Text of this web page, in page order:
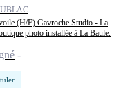
(H/F) Gavroche Studio - La
photo installée à La Baule.